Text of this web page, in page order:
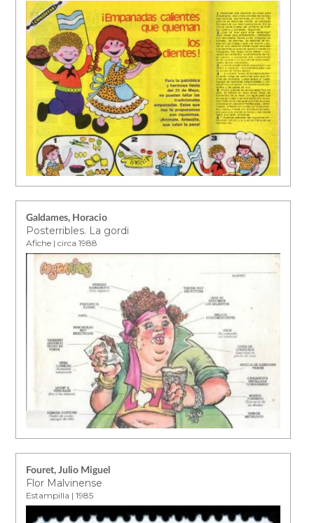
Galdames, Horacio
Posterribles. La gordi
Afiche | circa 1988
Fouret, Julio Miguel
Flor Malvinense
Estampilla | 1985